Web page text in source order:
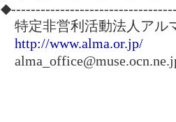
特定非営利活動法人アル
http://www.alma.or.jp/